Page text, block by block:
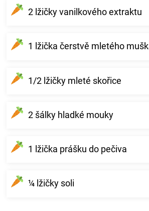
2 lžičky vanilkového extraktu
1 lžička čerstvě mletého
1/2 lžičky mleté skořice
2 šálky hladké mouky
1 lžička prášku do pečiva
¼ lžičky soli